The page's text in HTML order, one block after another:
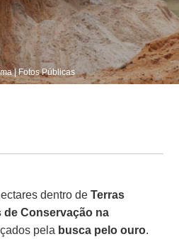
| Fotos Públicas
dentro deTerras
de Conservação na
pela busca pelo ouro.